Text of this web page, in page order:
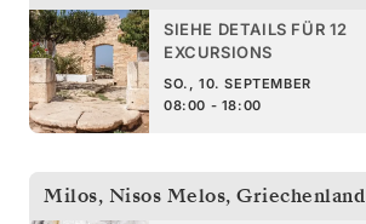
SIEHE DETAILS FÜR 12
EXCURSIONS
SO., 10. SEPTEMBER
08:00 - 18:00
Milos, Nisos Melos, Griechenland